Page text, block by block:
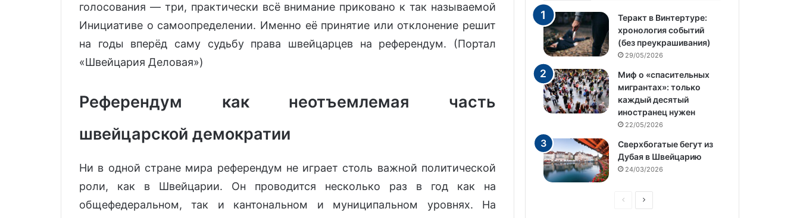
голосования — три, практически всё внимание приковано к так называемой
Инициативе о самоопределении. Именно её принятие или отклонение решит
на годы вперёд саму судьбу права швейцарцев на референдум. (Портал
«Швейцария Деловая»)
Референдум как неотъемлемая часть
швейцарской демократии
Ни в одной стране мира референдум не играет столь важной политической
роли, как в Швейцарии. Он проводится несколько раз в год как на
общефедеральном, так и кантональном и муниципальном уровнях. На
Теракт в Винтертуре:
хронология событий
(без преукрашивания)
29/05/2026
Миф о «спасительных
мигрантах»: только
каждый десятый
иностранец нужен
22/05/2026
Сверхбогатые бегут из
Дубая в Швейцарию
24/03/2026
Предыдущая
Следующая